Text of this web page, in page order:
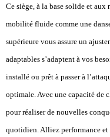
Ce siège, à la base solide et
mobilité fluide comme une
supérieure vous assure un
adaptables s’adaptent à vos
installé ou prêt à passer à
optimale. Avec une capacité de
pour réaliser de nouvelles
quotidien. Alliez performance et